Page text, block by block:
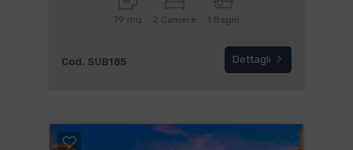
79 mq 2 Camere 1 Bagni
Cod. SUB185 Dettagli